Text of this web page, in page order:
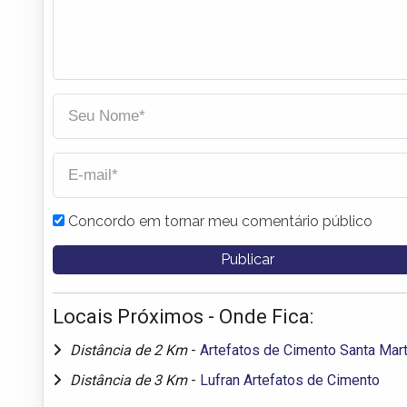
Concordo em tornar meu comentário público
Locais Próximos - Onde Fica:
Distância de 2 Km - Artefatos de Cimento Santa
Distância de 3 Km - Lufran Artefatos de Cimento